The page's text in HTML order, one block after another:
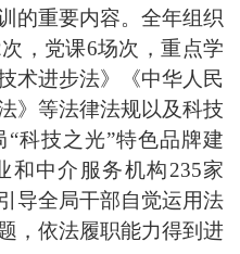
的重要内容。全年组织
次，党课6场次，重点学
术进步法》《中华人民
》等法律法规以及科技
“科技之光”特色品牌建
和中介服务机构235家
导全局干部自觉运用法
，依法履职能力得到进